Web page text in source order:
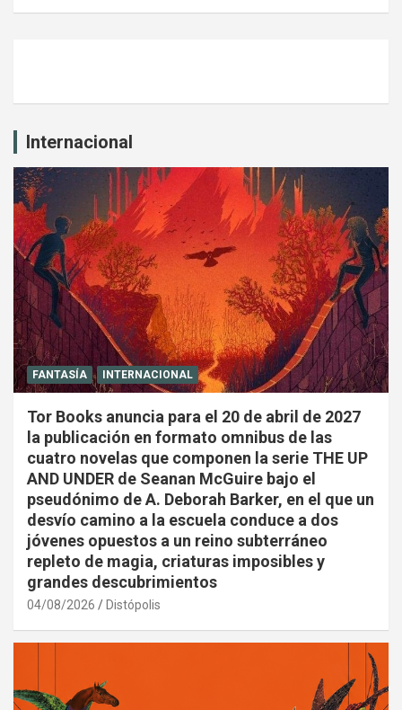
Internacional
FANTASÍA INTERNACIONAL
Tor Books anuncia para el 20 de abril de 2027
la publicación en formato omnibus de las
cuatro novelas que componen la serie THE UP
AND UNDER de Seanan McGuire bajo el
pseudónimo de A. Deborah Barker, en el que un
desvío camino a la escuela conduce a dos
jóvenes opuestos a un reino subterráneo
repleto de magia, criaturas imposibles y
grandes descubrimientos
04/08/2026 Distópolis